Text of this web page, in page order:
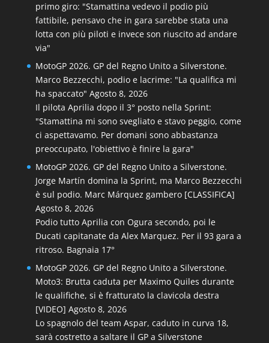
primo giro: "Stamattina vedevo il podio più
fattibile, pensavo che in gara sarebbe stata una
lotta con più piloti e invece son riuscito ad andare
via"
MotoGP 2026. GP del Regno Unito a Silverstone.
Marco Bezzecchi, podio e lacrime: "La qualifica mi
ha spaccato" Agosto 8, 2026
Il pilota Aprilia dopo il 3° posto nella Sprint:
"Stamattina mi sono svegliato e stavo peggio, come
ci aspettavamo. Per domani sono abbastanza
preoccupato, l'obiettivo è finire la gara"
MotoGP 2026. GP del Regno Unito a Silverstone.
Jorge Martín domina la Sprint, ma Marco Bezzecchi
è sul podio. Marc Márquez gambero [CLASSIFICA]
Agosto 8, 2026
Podio tutto Aprilia con Ogura secondo, poi le
Ducati capitanate da Alex Marquez. Per il 93 gara a
ritroso. Bagnaia 17°
MotoGP 2026. GP del Regno Unito a Silverstone.
Moto3: Brutta caduta per Maximo Quiles durante
le qualifiche, si è fratturato la clavicola destra
[VIDEO] Agosto 8, 2026
Lo spagnolo del team Aspar, caduto in curva 18,
sarà costretto a saltare il GP a Silverstone